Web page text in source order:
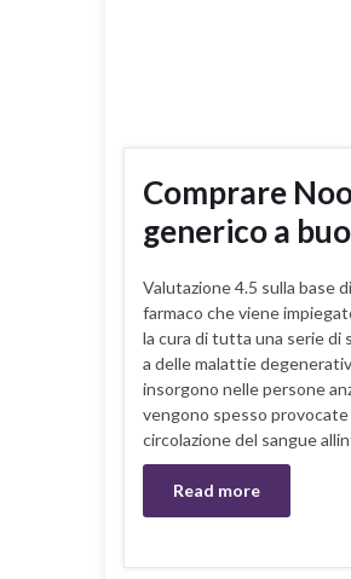
Comprare
generico a
Valutazione 4.5 sulla base
farmaco che viene
la cura di tutta una serie di
a delle malattie
insorgono nelle persone
vengono spesso
circolazione del sangue
Read more